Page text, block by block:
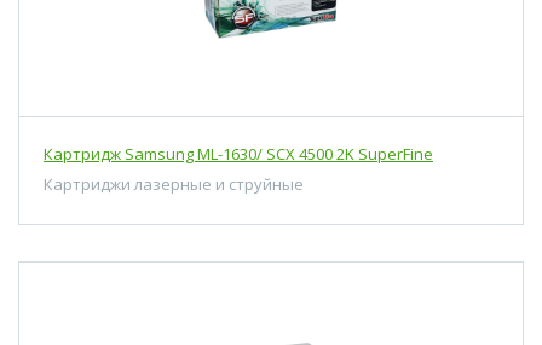
Картридж Samsung ML-1630/ SCX 4500 2K SuperFine
Картриджи лазерные и струйные